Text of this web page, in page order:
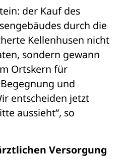
der Kauf des
durch die
Kellenhusen nicht
sondern gewann
Ortskern für
und
entscheiden jetzt
aussieht“, so
Versorgung